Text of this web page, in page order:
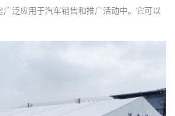
泛应用于汽车销售和推广活动中。它可以